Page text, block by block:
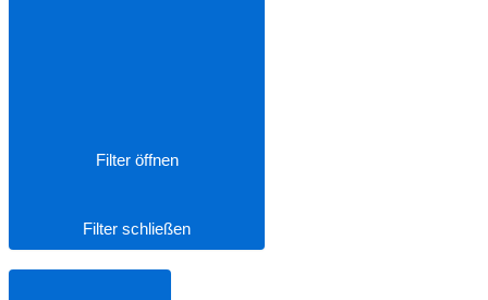
Filter öffnen
Filter schließen